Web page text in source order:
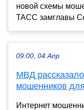
новой схемы
ТАСС замглавы
09:00, 04 Апр
МВД
мошенников
Интернет